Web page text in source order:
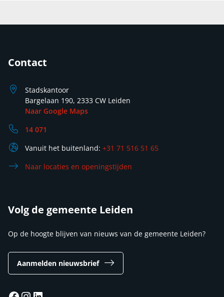
Contact
Stadskantoor
Bargelaan 190, 2333 CW Leiden
Naar Google Maps
14 071
Vanuit het buitenland: +31 71 516 51 65
Naar locaties en openingstijden
Volg de gemeente Leiden
Op de hoogte blijven van nieuws van de gemeente Leiden?
Aanmelden nieuwsbrief